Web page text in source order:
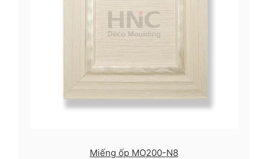
Miếng ốp MO200-N8